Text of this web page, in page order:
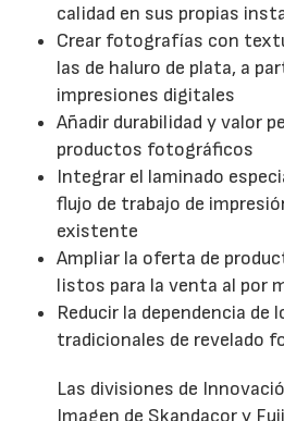
calidad en sus propias
Crear fotografías con
las de haluro de plata, a
impresiones digitales
Añadir durabilidad y valor
productos fotográficos
Integrar el laminado
flujo de trabajo de
existente
Ampliar la oferta de
listos para la venta al por
Reducir la dependencia de
tradicionales de revelado
Las divisiones de
Imagen de Skandacor y